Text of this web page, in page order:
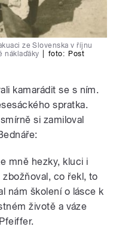
ze Slovenska v říjnu
náklaďáky
foto: Post
kamarádit se s ním.
spratka.
si zamiloval
mně hezky, kluci i
co řekl, to
nám školení o lásce k
životě a váze